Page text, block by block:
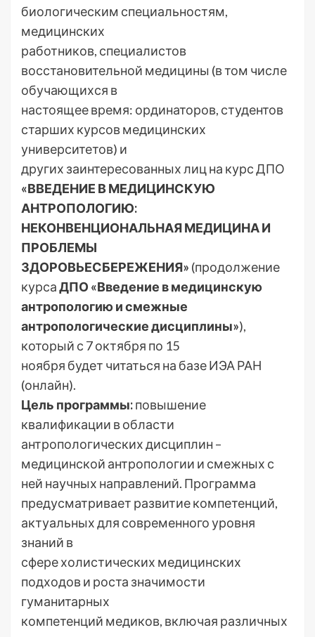
биологическим специальностям,
медицинских
работников, специалистов
восстановительной медицины (в том числе
обучающихся в
настоящее время: ординаторов, студентов
старших курсов медицинских
университетов) и
других заинтересованных лиц на курс ДПО
«ВВЕДЕНИЕ В МЕДИЦИНСКУЮ
АНТРОПОЛОГИЮ:
НЕКОНВЕНЦИОНАЛЬНАЯ МЕДИЦИНА И
ПРОБЛЕМЫ
ЗДОРОВЬЕСБЕРЕЖЕНИЯ» (продолжение
курсаДПО «Введение в медицинскую
антропологию и смежные
антропологические дисциплины»),
который с 7 октября по 15
ноября будет читаться на базе ИЭА РАН
(онлайн).
Цель программы:повышение
квалификации в области
антропологических дисциплин –
медицинской антропологии и смежных с
ней научных направлений. Программа
предусматривает развитие компетенций,
актуальных для современного уровня
знаний в
сфере холистических медицинских
подходов и роста значимости
гуманитарных
компетенций медиков, включая различных